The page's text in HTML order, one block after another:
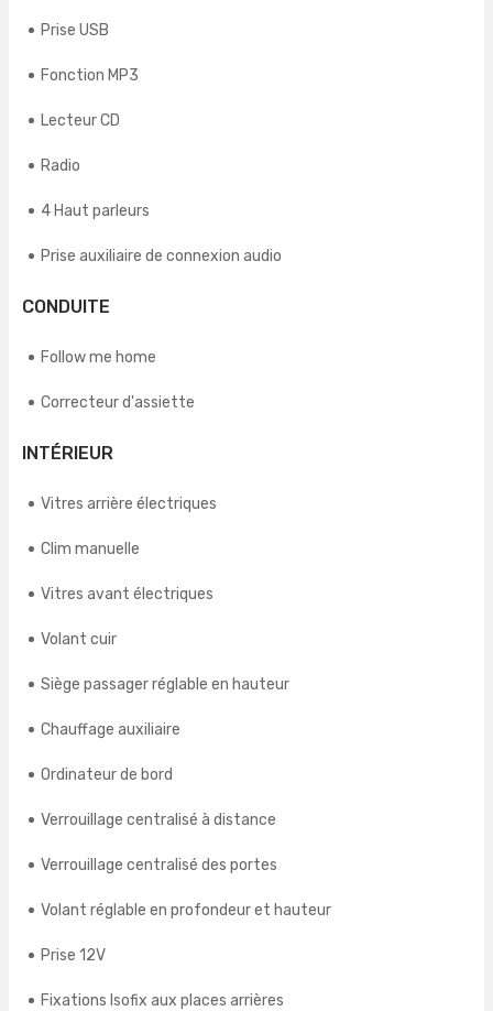
Prise USB
Fonction MP3
Lecteur CD
Radio
4 Haut parleurs
Prise auxiliaire de connexion audio
CONDUITE
Follow me home
Correcteur d'assiette
INTÉRIEUR
Vitres arrière électriques
Clim manuelle
Vitres avant électriques
Volant cuir
Siège passager réglable en hauteur
Chauffage auxiliaire
Ordinateur de bord
Verrouillage centralisé à distance
Verrouillage centralisé des portes
Volant réglable en profondeur et hauteur
Prise 12V
Fixations Isofix aux places arrières